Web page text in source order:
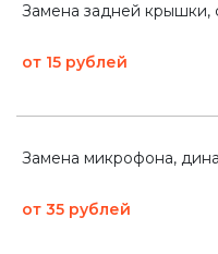
Замена задней крышки,
от 15 рублей
Замена микрофона,
от 35 рублей